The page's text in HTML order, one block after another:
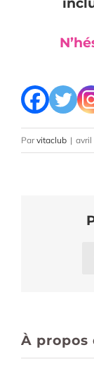
Parvitaclub | avril
À propos